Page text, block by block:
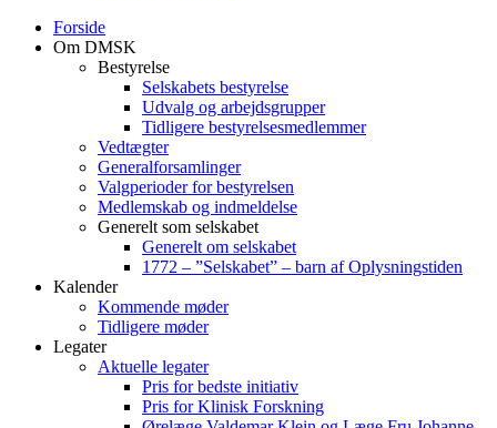
Forside
Om DMSK
Bestyrelse
Selskabets bestyrelse
Udvalg og arbejdsgrupper
Tidligere bestyrelsesmedlemmer
Vedtægter
Generalforsamlinger
Valgperioder for bestyrelsen
Medlemskab og indmeldelse
Generelt som selskabet
Generelt om selskabet
1772 – ”Selskabet” – barn af Oplysningstiden
Kalender
Kommende møder
Tidligere møder
Legater
Aktuelle legater
Pris for bedste initiativ
Pris for Klinisk Forskning